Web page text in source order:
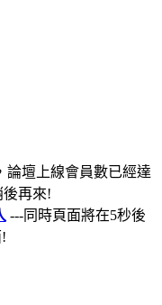
論壇上線會員數已經達
後再來!
---同時頁面將在5秒後